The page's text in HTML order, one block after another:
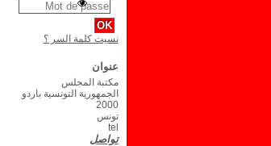
نسيت كلمة السر ؟
عنوان
مكتبة المجلس
الجمهورية التونسية باردو
2000
تونس
tel
تواصل